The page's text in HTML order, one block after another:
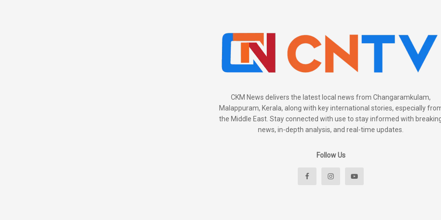
CKM News delivers the latest local news from Changaramkulam,
Malappuram, Kerala, along with key international stories, especially
the Middle East. Stay connected with use to stay informed with
news, in-depth analysis, and real-time updates.
Follow Us